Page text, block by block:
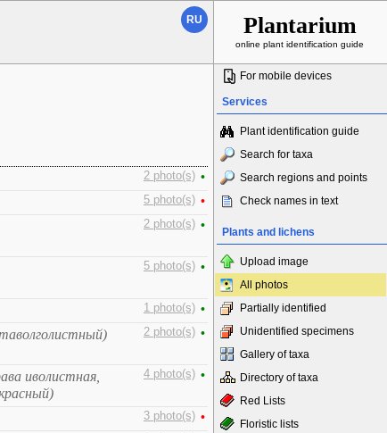
RU Plantarium
online plant identification guide
2 photo(s) •
5 photo(s) •
2 photo(s) •
5 photo(s) •
1 photo(s) •
2 photo(s) •
иволистная,
4 photo(s) •
3 photo(s) •
For mobile devices
Services
Plant identification guide
Search for taxa
Search regions and points
Check names in text
Plants and lichens
Upload image
All photos
Partially identified
Unidentified specimens
Gallery of taxa
Directory of taxa
Red Lists
Floristic lists